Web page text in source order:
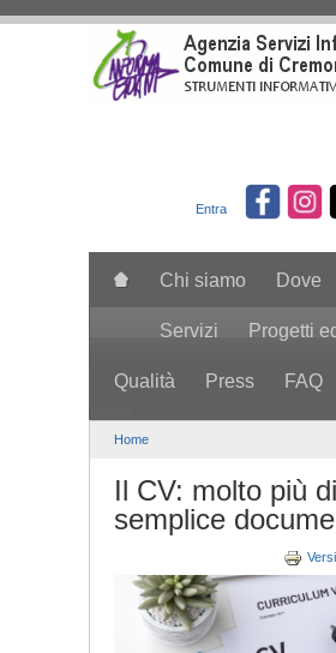
Entra
Chi siamo Dove
Servizi Progetti
Qualità Press FAQ
Home
Il CV: molto più
semplice